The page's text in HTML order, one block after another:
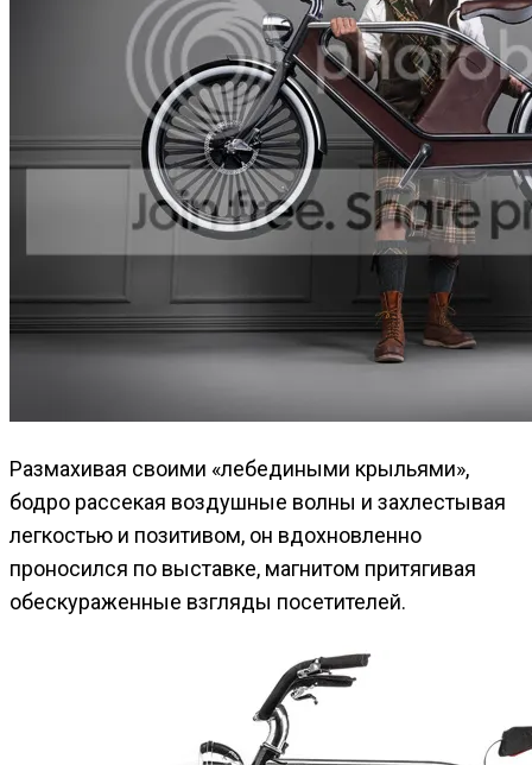
Размахивая своими «лебедиными крыльями»,
бодро рассекая воздушные волны и захлестывая
легкостью и позитивом, он вдохновленно
проносился по выставке, магнитом притягивая
обескураженные взгляды посетителей.